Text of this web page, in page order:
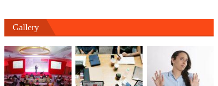
Gallery